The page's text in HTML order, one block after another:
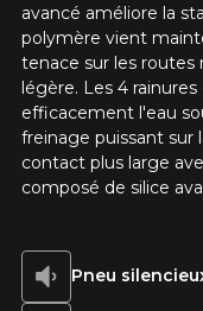
avancé améliore la
polymère vient
tenace sur les
légère. Les 4
efficacement l'eau
freinage puissant sur
contact plus large
composé de silice
Pneu
Marque
Modèle
Option